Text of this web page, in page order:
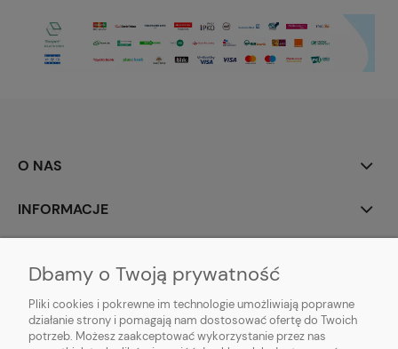
O NAS
INFORMACJE
POMOC
Dbamy o Twoją prywatność
Pliki cookies i pokrewne im technologie umożliwiają poprawne
działanie strony i pomagają nam dostosować ofertę do Twoich
potrzeb. Możesz zaakceptować wykorzystanie przez nas